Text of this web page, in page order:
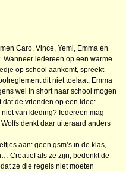
Caro, Vince, Yemi, Emma en
iedereen op een warme
op school aankomt, spreekt
dit niet toelaat. Emma
wel in short naar school mogen
dat de vrienden op een idee:
van kleding? Iedereen mag
denkt daar uiteraard anders
aan: geen gsm’s in de klas,
Creatief als ze zijn, bedenkt de
ze die regels niet moeten